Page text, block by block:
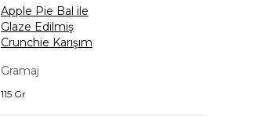
Apple Pie Bal ile
Glaze Edilmiş
Crunchie Karışım
Gramaj
115 Gr